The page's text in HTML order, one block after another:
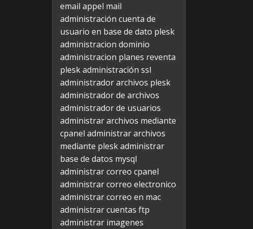
email appel mail
administración cuenta de
usuario en base de dato plesk
administracion dominio
administracion planes reventa
pleskadministración ssl
administrador archivos plesk
administrador de archivos
administrador de usuarios
administrar archivos mediante
cpanel administrar archivos
mediante pleskadministrar
base de datos mysql
administrar correo cpanel
administrar correo electronico
administrar correo en mac
administrar cuentas ftp
administrar imagenes